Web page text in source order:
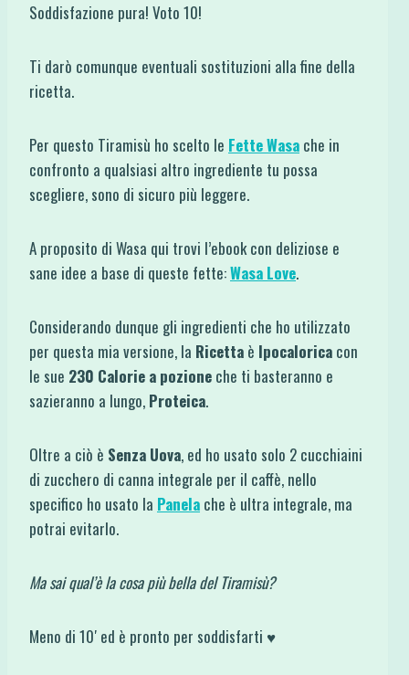
Soddisfazione pura! Voto 10!
Ti darò comunque eventuali sostituzioni alla fine della
ricetta.
Per questo Tiramisù ho scelto le Fette Wasa che in
confronto a qualsiasi altro ingrediente tu possa
scegliere, sono di sicuro più leggere.
A proposito di Wasa qui trovi l’ebook con deliziose e
sane idee a base di queste fette:Wasa Love.
Considerando dunque gli ingredienti che ho utilizzato
per questa mia versione, la Ricetta è Ipocalorica con
le sue 230 Calorie a pozione che ti basteranno e
sazieranno a lungo, Proteica.
Oltre a ciò è Senza Uova, ed ho usato solo 2 cucchiaini
di zucchero di canna integrale per il caffè, nello
specifico ho usato la Panela che è ultra integrale, ma
potrai evitarlo.
Ma sai qual’è la cosa più bella del Tiramisù?
Meno di 10′ ed è pronto per soddisfarti ♥